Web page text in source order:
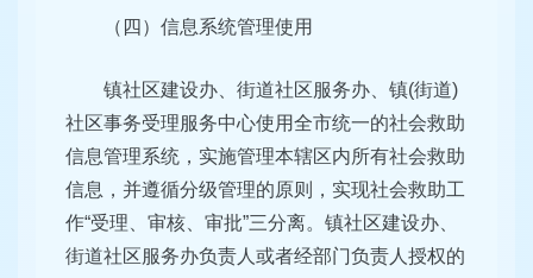
（四）信息系统管理使用
镇社区建设办、街道社区服务办、镇(街道)
社区事务受理服务中心使用全市统一的社会救助
信息管理系统，实施管理本辖区内所有社会救助
信息，并遵循分级管理的原则，实现社会救助工
作“受理、审核、审批”三分离。镇社区建设办、
街道社区服务办负责人或者经部门负责人授权的